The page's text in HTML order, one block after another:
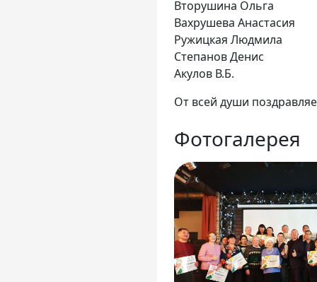
Вторушина Ольга
Вахрушева Анастасия
Ружицкая Людмила
Степанов Денис
Акулов В.Б.
От всей души
Фотогалерея